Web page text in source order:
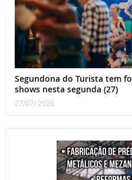
Segundona do Turista tem
shows nesta segunda (27)
27/07/ 2026